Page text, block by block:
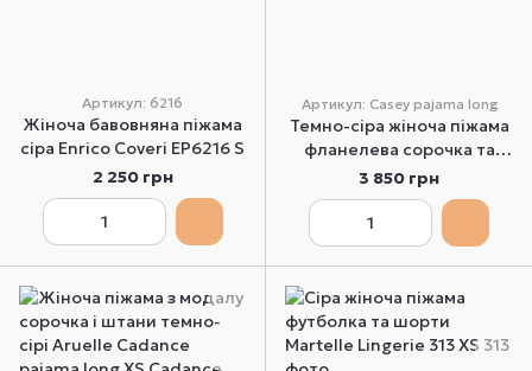
Артикул: 6216
Жіноча бавовняна піжама
сіра Enrico Coveri EP6216 S
2 250 грн
Артикул: Casey pajama long
Темно-сіра жіноча піжама
фланелева сорочка та
штани Aruelle Casey
pajama long XS
3 850 грн